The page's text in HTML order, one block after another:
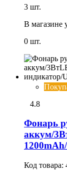
3 шт.
В магазине
0 шт.
4.8
Фонарь
аккум/
Код товара: